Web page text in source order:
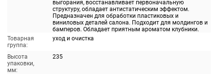
выгорания, восстанавливает первоначальную
структуру, обладает антистатическим эффектом.
Предназначен для обработки пластиковых и
виниловых деталей салона. Подходит для молдингов и
бамперов. Обладает приятным ароматом клубники.
Товарная
группа:
уход и очистка
Высота
упаковки,
мм:
235